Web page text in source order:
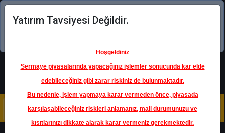
Şimdi uygulamayı indirin!
Yatırım Tavsiyesi Değildir.
Hoşgeldiniz
Sermaye piyasalarında yapacağınız işlemler sonucunda kar elde
edebileceğiniz gibi zarar riskiniz de bulunmaktadır.
Bu nedenle, işlem yapmaya karar vermeden önce, piyasada
karşılaşabileceğiniz riskleri anlamanız, mali durumunuzu ve
kısıtlarınızı dikkate alarak karar vermeniz gerekmektedir.